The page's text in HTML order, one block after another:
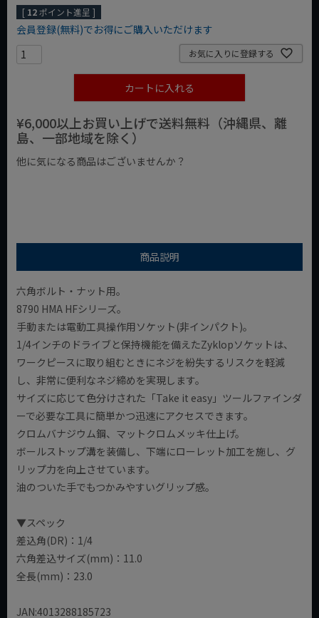
[ 12ポイント進呈 ]
会員登録(無料)でお得にご購入いただけます
お気に入りに登録する
カートに入れる
¥6,000以上お買い上げで送料無料（沖縄県、離
島、一部地域を除く）
他に気になる商品はございませんか？
商品説明
六角ボルト・ナット用。
8790 HMA HFシリーズ。
手動または電動工具操作用ソケット(非インパクト)。
1/4インチのドライブと保持機能を備えたZyklopソケットは、
ワークピースに取り組むときにネジを紛失するリスクを軽減
し、非常に便利なネジ締めを実現します。
サイズに応じて色分けされた「Take it easy」ツールファインダ
ーで必要な工具に簡単かつ迅速にアクセスできます。
クロムバナジウム鋼、マットクロムメッキ仕上げ。
ボールストップ溝を装備し、下端にローレット加工を施し、グ
リップ力を向上させています。
油のついた手でもつかみやすいグリップ感。
▼スペック
差込角(DR)：1/4
六角差込サイズ(mm)：11.0
全長(mm)：23.0
JAN:4013288185723